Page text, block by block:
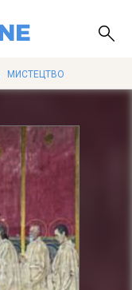
МИСТЕЦТВО